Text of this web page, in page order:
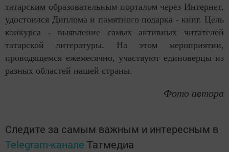
татарским образовательным порталом через Интернет,
удостоился Диплома и памятного подарка - книг. Цель
конкурса - выявление самых активных читателей
татарской литературы. На этом мероприятии,
проводящемся ежемесячно, участвуют единоверцы из
разных областей нашей страны.
Фото автора
Следите за самым важным и интересным в
Telegram-канале Татмедиа